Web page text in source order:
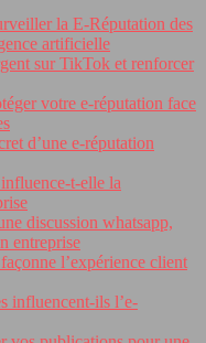
la E-Réputation des
artificielle
sur TikTok et renforcer
votre e-réputation face
d’une e-réputation
t-elle la
discussion whatsapp,
entreprise
l’expérience client
influencent-ils l’e-